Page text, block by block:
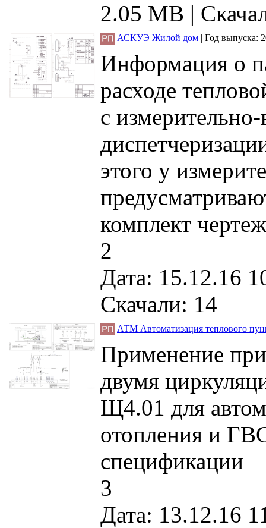
2.05 MB |
АСКУЭ Жилой дом | Год выпуска:
Информация о
расходе
с
этого у
комплект
2
Дата: 15.12.16
Скачали: 14
АТМ Автоматизация теплового
Применение
двумя
Щ4.01 для
отопления и
спецификации
3
Дата: 13.12.16